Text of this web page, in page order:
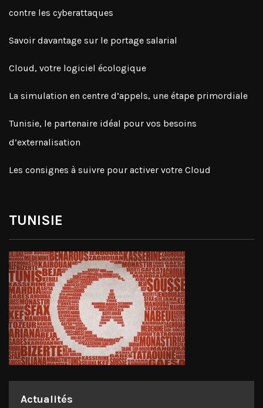
contre les cyberattaques
Savoir davantage sur le portage salarial
Cloud, votre logiciel écologique
La simulation en centre d’appels, une étape primordiale
Tunisie, le partenaire idéal pour vos besoins
d’externalisation
Les consignes à suivre pour activer votre Cloud
TUNISIE
Actualités